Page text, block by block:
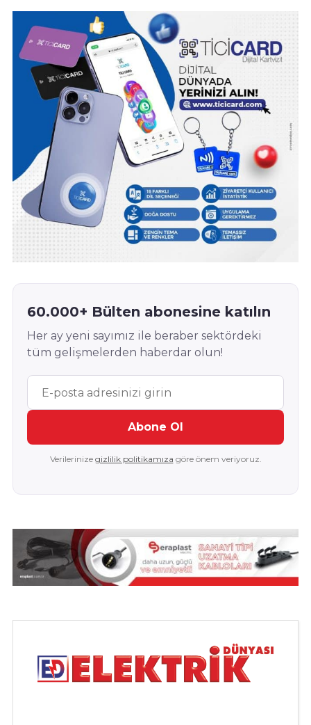
60.000+ Bülten abonesine katılın
Her ay yeni sayımız ile beraber sektördeki
tüm gelişmelerden haberdar olun!
Abone Ol
Verilerinize gizlilik politikamıza göre önem veriyoruz.